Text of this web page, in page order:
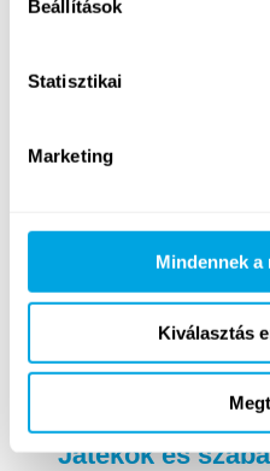
Beállítások
Statisztikai
Marketing
Mindennek a
Kiválasztás
Tánc
Játékok és